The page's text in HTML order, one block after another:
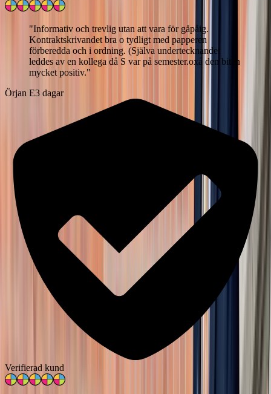
"Informativ och trevlig utan att vara för gåpåig.
Kontraktskrivandet bra o tydligt med papperen
förberedda och i ordning. (Själva undertecknandet
leddes av en kollega då S var på semester.oxå den biten
mycket positiv."
Örjan E3 dagar
Verifierad kund